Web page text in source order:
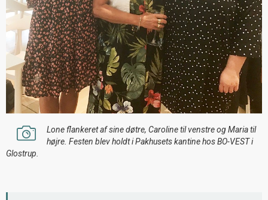
Lone flankeret af sine døtre, Caroline til venstre og Maria til
højre. Festen blev holdt i Pakhusets kantine hos BO-VEST i
Glostrup.